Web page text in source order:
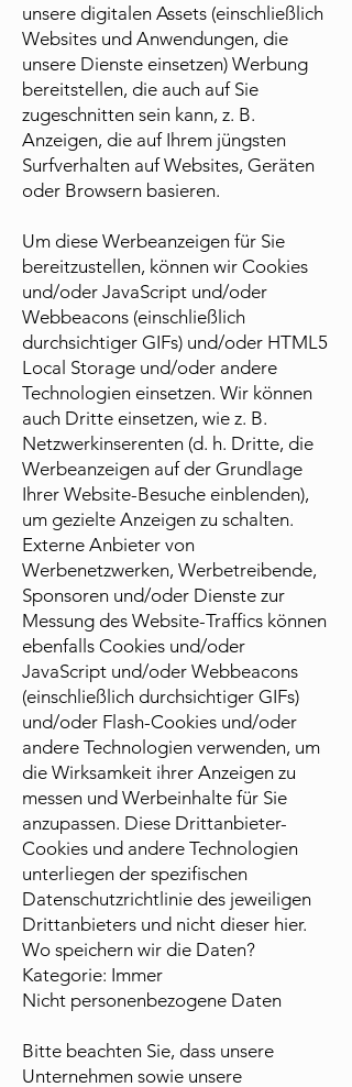
unsere digitalen Assets (einschließlich
Websites und Anwendungen, die
unsere Dienste einsetzen) Werbung
bereitstellen, die auch auf Sie
zugeschnitten sein kann, z. B.
Anzeigen, die auf Ihrem jüngsten
Surfverhalten auf Websites, Geräten
oder Browsern basieren.
Um diese Werbeanzeigen für Sie
bereitzustellen, können wir Cookies
und/oder JavaScript und/oder
Webbeacons (einschließlich
durchsichtiger GIFs) und/oder HTML5
Local Storage und/oder andere
Technologien einsetzen. Wir können
auch Dritte einsetzen, wie z. B.
Netzwerkinserenten (d. h. Dritte, die
Werbeanzeigen auf der Grundlage
Ihrer Website-Besuche einblenden),
um gezielte Anzeigen zu schalten.
Externe Anbieter von
Werbenetzwerken, Werbetreibende,
Sponsoren und/oder Dienste zur
Messung des Website-Traffics können
ebenfalls Cookies und/oder
JavaScript und/oder Webbeacons
(einschließlich durchsichtiger GIFs)
und/oder Flash-Cookies und/oder
andere Technologien verwenden, um
die Wirksamkeit ihrer Anzeigen zu
messen und Werbeinhalte für Sie
anzupassen. Diese Drittanbieter-
Cookies und andere Technologien
unterliegen der spezifischen
Datenschutzrichtlinie des jeweiligen
Drittanbieters und nicht dieser hier.
Wo speichern wir die Daten?
Kategorie: Immer
Nicht personenbezogene Daten
Bitte beachten Sie, dass unsere
Unternehmen sowie unsere